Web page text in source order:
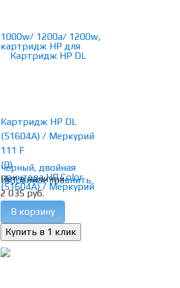
избранное сравнить
Картридж HP DL
(51604A) / Меркурий
111 F
(0)
Нет в наличии
2 035 руб.
В корзину